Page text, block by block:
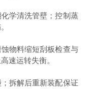
学清洗管壁；控制蒸
物料缩短刮板检查与
速运转失衡。
拆解后重新装配保证